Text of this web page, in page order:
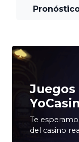
Juegos
Te
del casino